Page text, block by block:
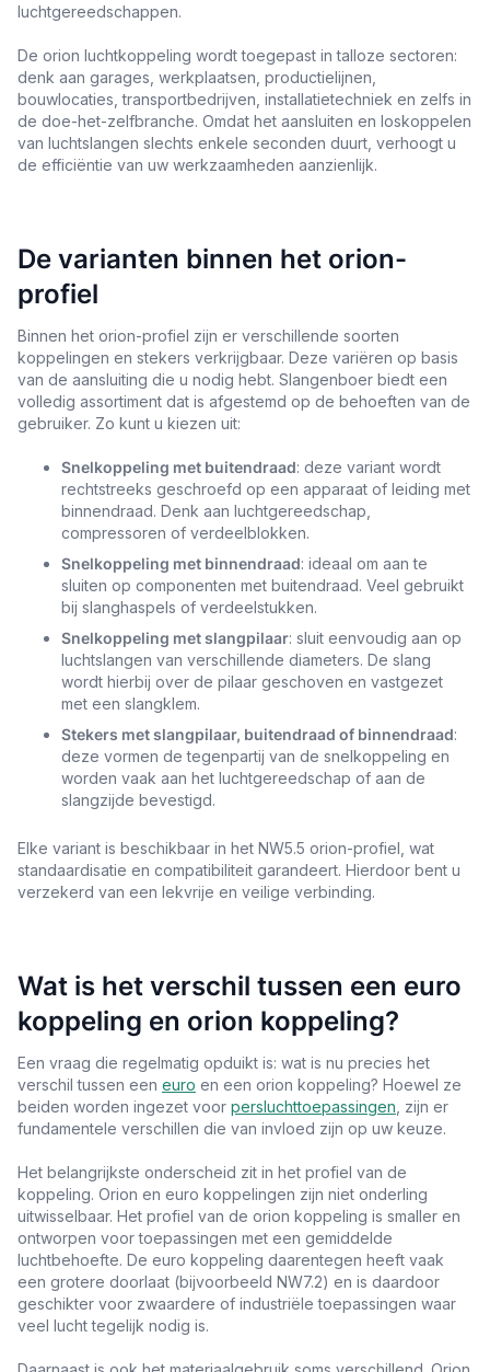
luchtgereedschappen.
De orion luchtkoppeling wordt toegepast in talloze sectoren:
denk aan garages, werkplaatsen, productielijnen,
bouwlocaties, transportbedrijven, installatietechniek en zelfs in
de doe-het-zelfbranche. Omdat het aansluiten en loskoppelen
van luchtslangen slechts enkele seconden duurt, verhoogt u
de efficiëntie van uw werkzaamheden aanzienlijk.
De varianten binnen het orion-
profiel
Binnen het orion-profiel zijn er verschillende soorten
koppelingen en stekers verkrijgbaar. Deze variëren op basis
van de aansluiting die u nodig hebt. Slangenboer biedt een
volledig assortiment dat is afgestemd op de behoeften van de
gebruiker. Zo kunt u kiezen uit:
Snelkoppeling met buitendraad: deze variant wordt
rechtstreeks geschroefd op een apparaat of leiding met
binnendraad. Denk aan luchtgereedschap,
compressoren of verdeelblokken.
Snelkoppeling met binnendraad: ideaal om aan te
sluiten op componenten met buitendraad. Veel gebruikt
bij slanghaspels of verdeelstukken.
Snelkoppeling met slangpilaar: sluit eenvoudig aan op
luchtslangen van verschillende diameters. De slang
wordt hierbij over de pilaar geschoven en vastgezet
met een slangklem.
Stekers met slangpilaar, buitendraad of binnendraad:
deze vormen de tegenpartij van de snelkoppeling en
worden vaak aan het luchtgereedschap of aan de
slangzijde bevestigd.
Elke variant is beschikbaar in het NW5.5 orion-profiel, wat
standaardisatie en compatibiliteit garandeert. Hierdoor bent u
verzekerd van een lekvrije en veilige verbinding.
Wat is het verschil tussen een euro
koppeling en orion koppeling?
Een vraag die regelmatig opduikt is: wat is nu precies het
verschil tussen een euro en een orion koppeling? Hoewel ze
beiden worden ingezet voor persluchttoepassingen , zijn er
fundamentele verschillen die van invloed zijn op uw keuze.
Het belangrijkste onderscheid zit in het profiel van de
koppeling. Orion en euro koppelingen zijn niet onderling
uitwisselbaar. Het profiel van de orion koppeling is smaller en
ontworpen voor toepassingen met een gemiddelde
luchtbehoefte. De euro koppeling daarentegen heeft vaak
een grotere doorlaat (bijvoorbeeld NW7.2) en is daardoor
geschikter voor zwaardere of industriële toepassingen waar
veel lucht tegelijk nodig is.